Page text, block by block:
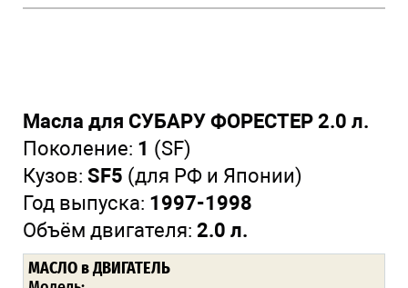
Масла для СУБАРУ ФОРЕСТЕР 2.0 л.
Поколение: 1 (SF)
Кузов: SF5 (для РФ и Японии)
Год выпуска: 1997-1998
Объём двигателя: 2.0 л.
МАСЛО в ДВИГАТЕЛЬ